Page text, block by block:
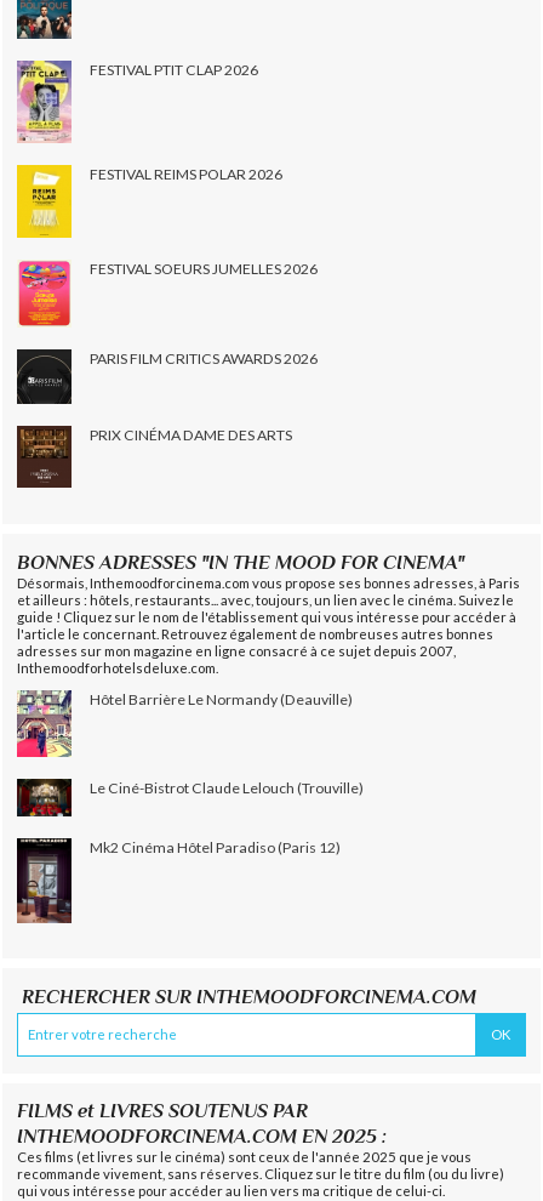
FESTIVAL PTIT CLAP 2026
FESTIVAL REIMS POLAR 2026
FESTIVAL SOEURS JUMELLES 2026
PARIS FILM CRITICS AWARDS 2026
PRIX CINÉMA DAME DES ARTS
BONNES ADRESSES "IN THE MOOD FOR CINEMA"
Désormais, Inthemoodforcinema.com vous propose ses bonnes adresses, à Paris
et ailleurs : hôtels, restaurants... avec, toujours, un lien avec le cinéma. Suivez le
guide ! Cliquez sur le nom de l'établissement qui vous intéresse pour accéder à
l'article le concernant. Retrouvez également de nombreuses autres bonnes
adresses sur mon magazine en ligne consacré à ce sujet depuis 2007,
Inthemoodforhotelsdeluxe.com.
Hôtel Barrière Le Normandy (Deauville)
Le Ciné-Bistrot Claude Lelouch (Trouville)
Mk2 Cinéma Hôtel Paradiso (Paris 12)
RECHERCHER SUR INTHEMOODFORCINEMA.COM
FILMS et LIVRES SOUTENUS PAR
INTHEMOODFORCINEMA.COM EN 2025 :
Ces films (et livres sur le cinéma) sont ceux de l'année 2025 que je vous
recommande vivement, sans réserves. Cliquez sur le titre du film (ou du livre)
qui vous intéresse pour accéder au lien vers ma critique de celui-ci.